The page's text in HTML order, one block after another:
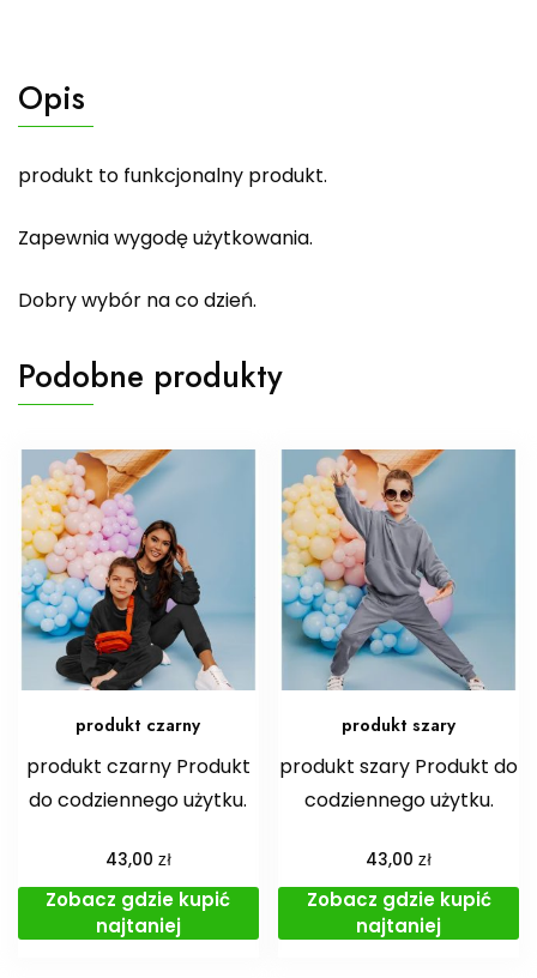
Opis
produkt to funkcjonalny produkt.
Zapewnia wygodę użytkowania.
Dobry wybór na co dzień.
Podobne produkty
produkt czarny
produkt czarny Produkt
do codziennego użytku.
43,00 zł
Zobacz gdzie kupić
najtaniej
produkt szary
produkt szary Produkt do
codziennego użytku.
43,00zł
Zobacz gdzie kupić
najtaniej